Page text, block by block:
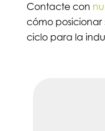
Contacte con
cómo posicionar
ciclo para la